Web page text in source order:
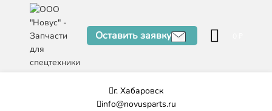
Оставить заявку
г. Хабаровск
info@novusparts.ru